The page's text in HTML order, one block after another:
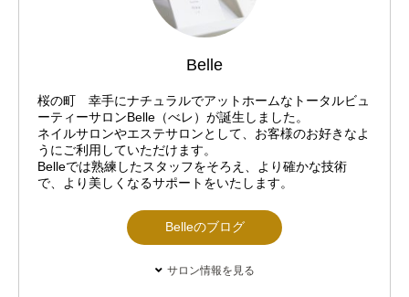
Belle
桜の町 幸手にナチュラルでアットホームなトータルビュ
ーティーサロンBelle（べレ）が誕生しました。
ネイルサロンやエステサロンとして、お客様のお好きなよ
うにご利用していただけます。
Belleでは熟練したスタッフをそろえ、より確かな技術
で、より美しくなるサポートをいたします。
Belleのブログ
サロン情報を見る